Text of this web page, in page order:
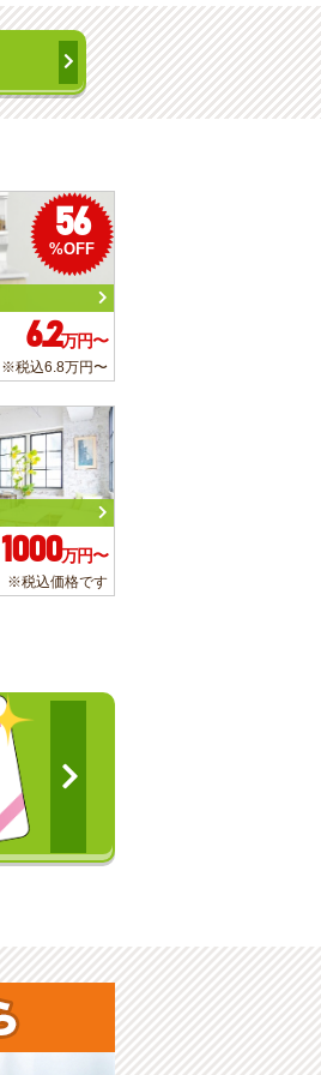
56
%OFF
6.2万円〜
※税込6.8万円〜
1000万円〜
※税込価格です